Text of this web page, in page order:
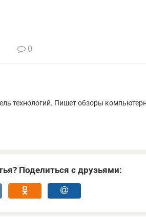
0
технологий. Пишет обзоры
Поделиться с друзьями: